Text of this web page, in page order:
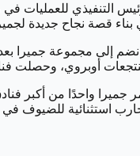
التنفيذي للعمليات
قصة نجاح جديدة
إلى مجموعة جميرا بعد
أوبروي، وحصلت
واحدًا من أكبر
استثنائية للضيوف